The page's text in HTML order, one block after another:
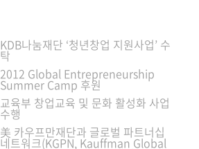
KDB나눔재단 ‘청년창업 지원사업’ 수
탁
2012 Global Entrepreneurship
Summer Camp 후원
교육부 창업교육 및 문화 활성화 사업
수행
美 카우프만재단과 글로벌 파트너십
네트워크(KGPN, Kauffman Global